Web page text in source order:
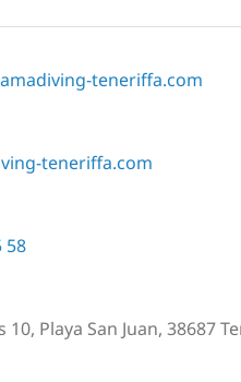
teneriffa.com
teneriffa.com
58
10, Playa San Juan, 38687